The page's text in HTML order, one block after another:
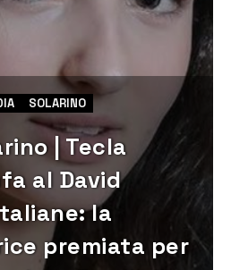
SOLARINO
| Tecla
al David
la
premiata per